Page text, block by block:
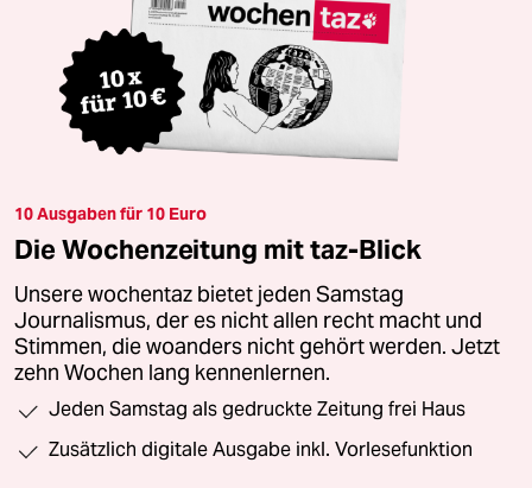
10 Ausgaben für 10 Euro
Die Wochenzeitung mit taz-Blick
Unsere wochentaz bietet jeden Samstag
Journalismus, der es nicht allen recht macht und
Stimmen, die woanders nicht gehört werden. Jetzt
zehn Wochen lang kennenlernen.
Jeden Samstag als gedruckte Zeitung frei Haus
Zusätzlich digitale Ausgabe inkl. Vorlesefunktion